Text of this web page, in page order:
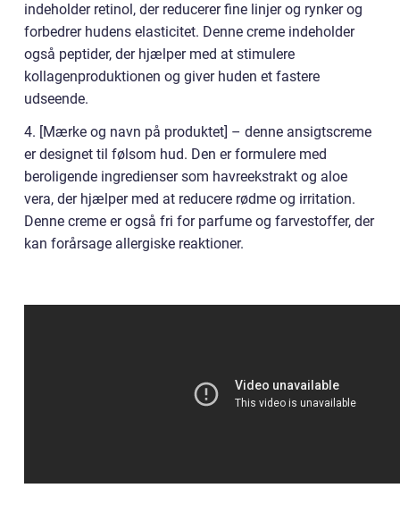
indeholder retinol, der reducerer fine linjer og rynker og
forbedrer hudens elasticitet. Denne creme indeholder
også peptider, der hjælper med at stimulere
kollagenproduktionen og giver huden et fastere
udseende.
4. [Mærke og navn på produktet] – denne ansigtscreme
er designet til følsom hud. Den er formulere med
beroligende ingredienser som havreekstrakt og aloe
vera, der hjælper med at reducere rødme og irritation.
Denne creme er også fri for parfume og farvestoffer, der
kan forårsage allergiske reaktioner.